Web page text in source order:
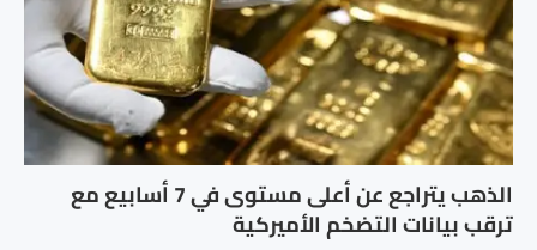
الذهب يتراجع عن أعلى مستوى في 7 أسابيع مع
ترقب بيانات التضخم الأميركية